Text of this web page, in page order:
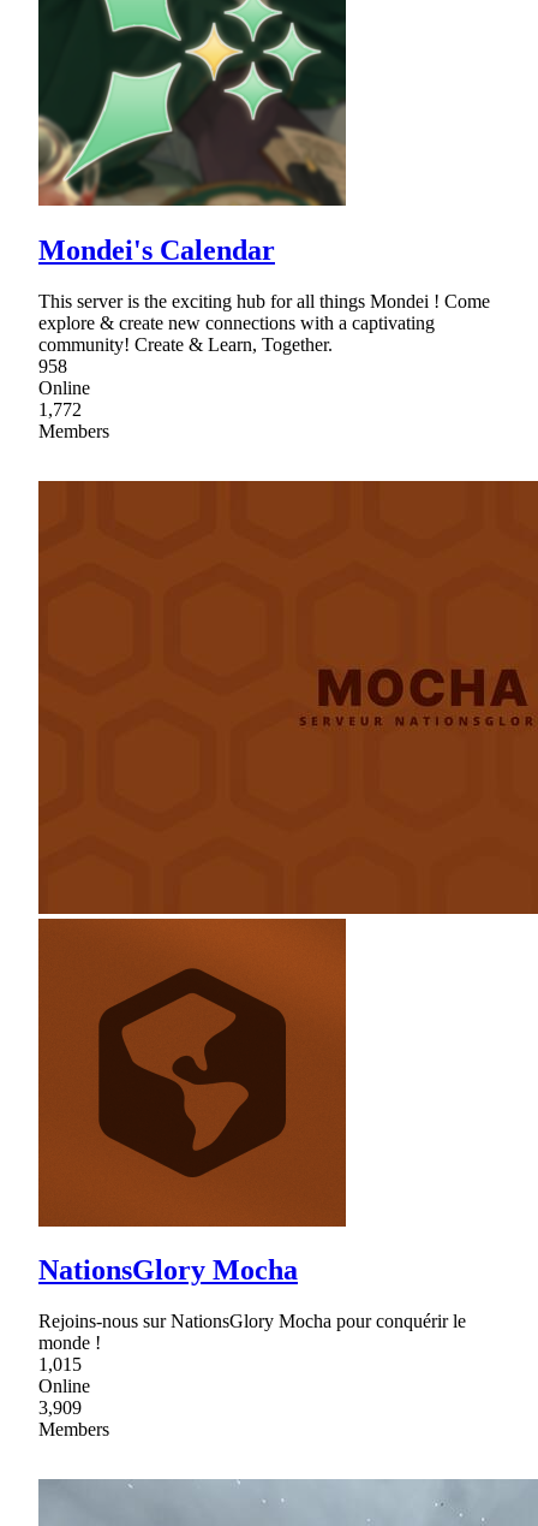
Mondei's Calendar
This server is the exciting hub for all things Mondei ! Come
explore & create new connections with a captivating
community! Create & Learn, Together.
958
Online
1,772
Members
NationsGlory Mocha
Rejoins-nous sur NationsGlory Mocha pour conquérir le
monde !
1,015
Online
3,909
Members